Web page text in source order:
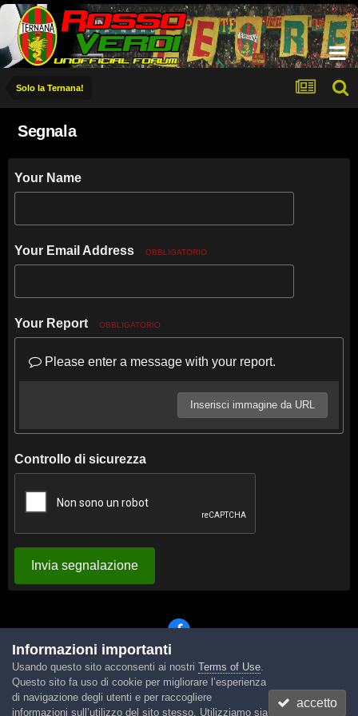
Solo la Ternana!
Segnala
Your Name
Your Email Address OBBLIGATORIO
Your Report OBBLIGATORIO
Please enter a message with your report.
Inserisci immagine da URL
Controllo di sicurezza
Invia segnalazione
Lingua Tema Contattaci Cookies
Powered by Invision Community
Informazioni importanti
Usando questo sito acconsenti ai nostri Terms of Use.
Questo sito fa uso di cookie per migliorare l’esperienza
di navigazione degli utenti e per raccogliere
informazioni sull’utilizzo del sito stesso. Utilizziamo sia
accetto